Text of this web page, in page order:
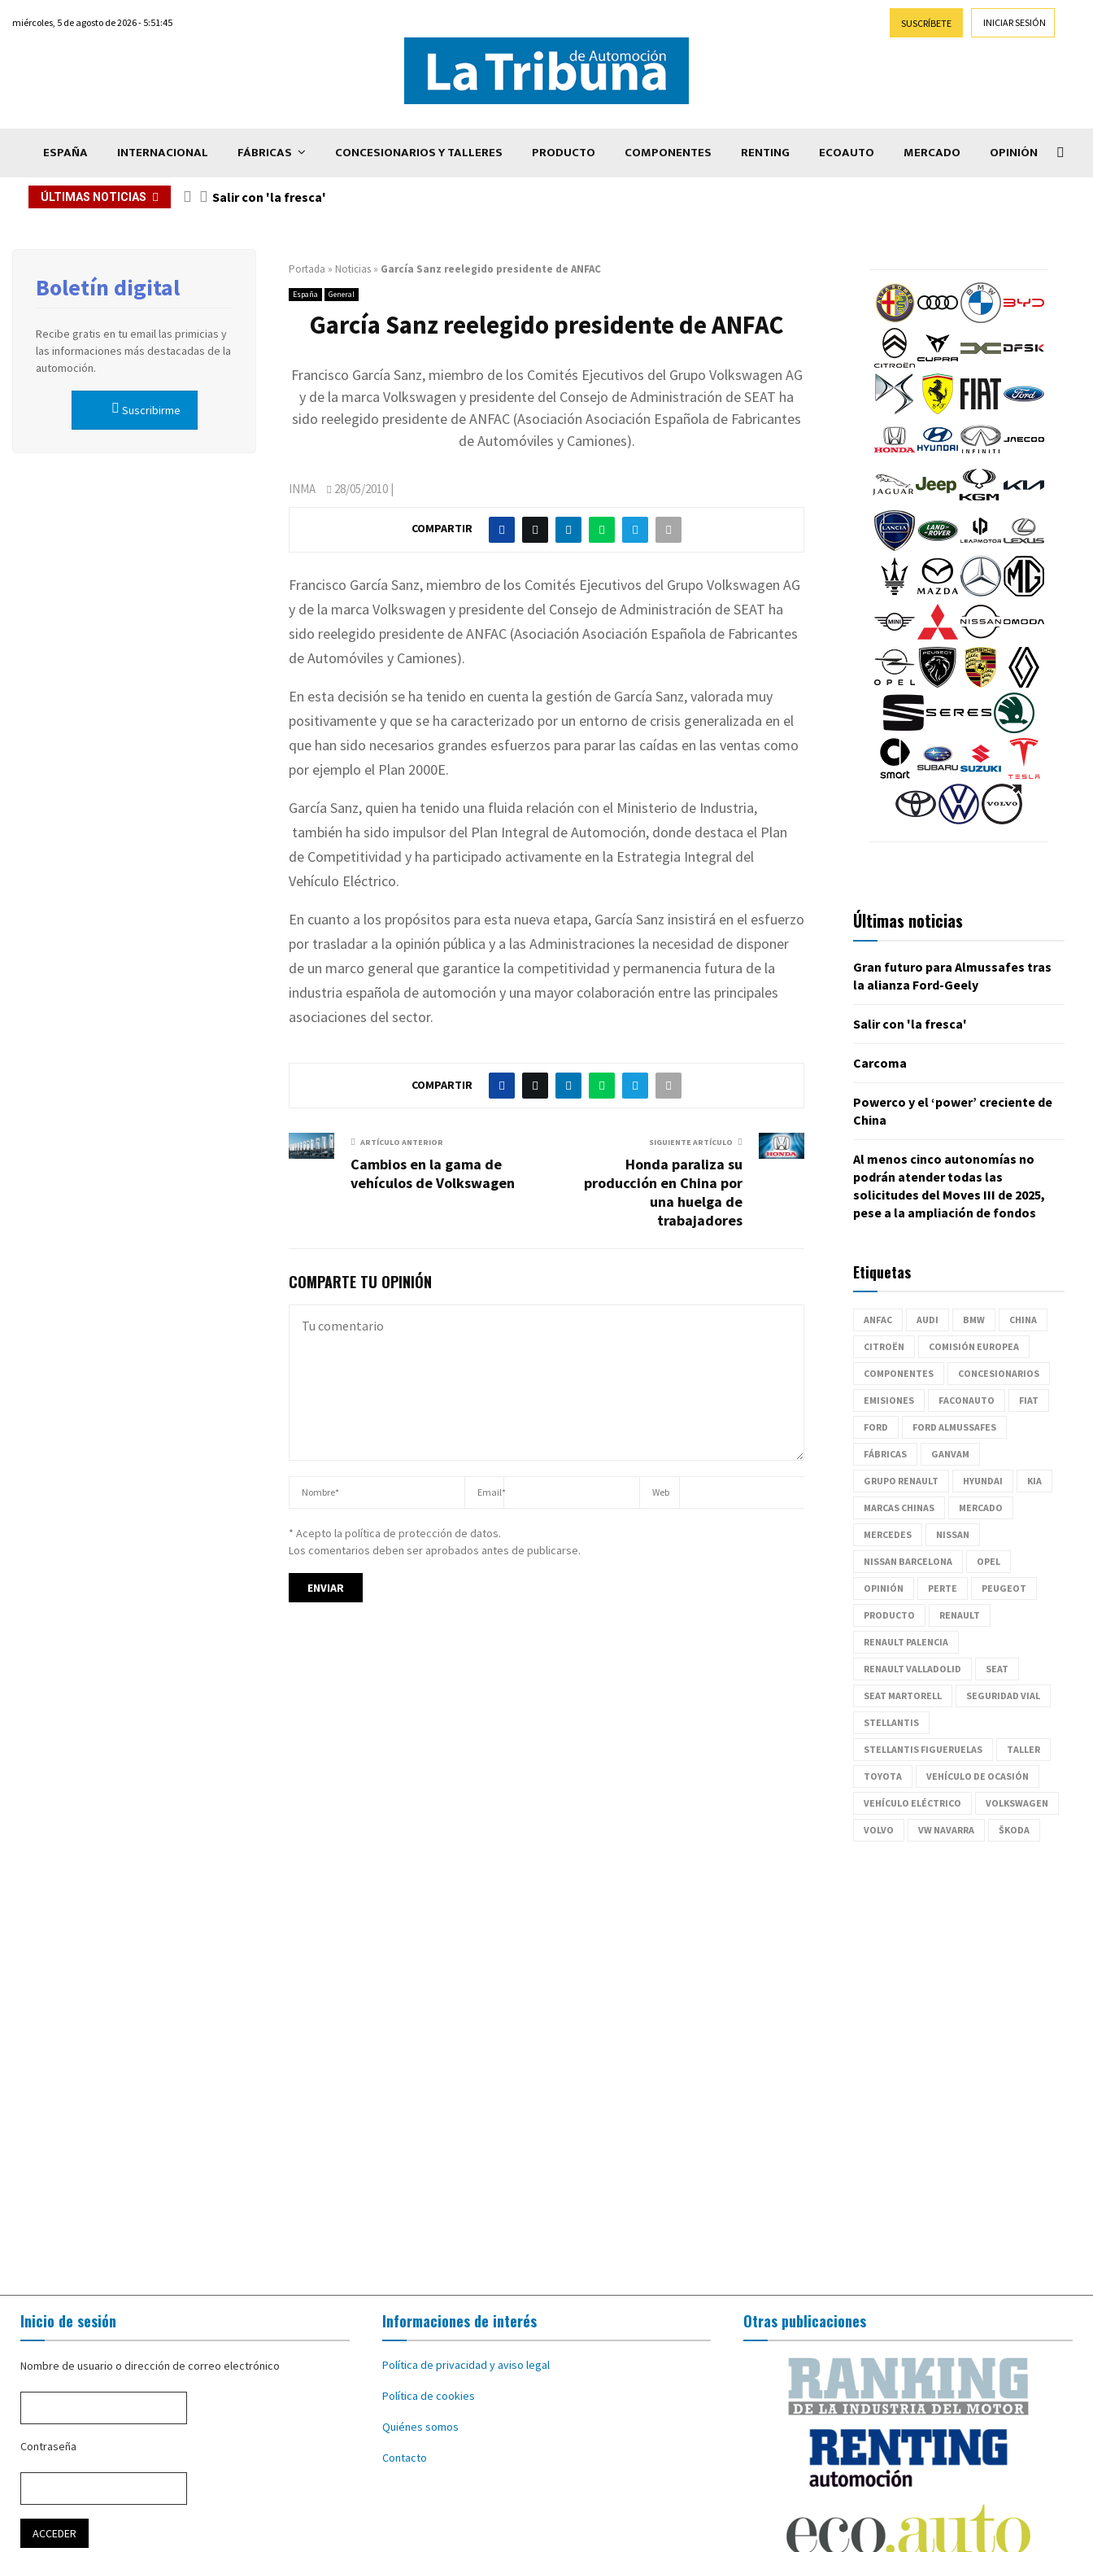
miércoles, 5 de agosto de 2026 - 5:51:45 SUSCRÍBETE INICIAR SESIÓN
ESPAÑA INTERNACIONAL FÁBRICAS CONCESIONARIOS Y TALLERES PRODUCTO COMPONENTES RENTING ECOAUTO MERCADO OPINIÓN
ÚLTIMAS NOTICIAS Salir con 'la fresca'
Portada » Noticias » García Sanz reelegido presidente de ANFAC
España General
García Sanz reelegido presidente de ANFAC
Francisco García Sanz, miembro de los Comités Ejecutivos del Grupo Volkswagen AG
y de la marca Volkswagen y presidente del Consejo de Administración de SEAT ha
sido reelegido presidente de ANFAC (Asociación Asociación Española de Fabricantes
de Automóviles y Camiones).
INMA 28/05/2010 |
COMPARTIR
Francisco García Sanz, miembro de los Comités Ejecutivos del Grupo Volkswagen AG
y de la marca Volkswagen y presidente del Consejo de Administración de SEAT ha
sido reelegido presidente de ANFAC (Asociación Asociación Española de Fabricantes
de Automóviles y Camiones).
En esta decisión se ha tenido en cuenta la gestión de García Sanz, valorada muy
positivamente y que se ha caracterizado por un entorno de crisis generalizada en el
que han sido necesarios grandes esfuerzos para parar las caídas en las ventas como
por ejemplo el Plan 2000E.
García Sanz, quien ha tenido una fluida relación con el Ministerio de Industria,
también ha sido impulsor del Plan Integral de Automoción, donde destaca el Plan
de Competitividad y ha participado activamente en la Estrategia Integral del
Vehículo Eléctrico.
En cuanto a los propósitos para esta nueva etapa, García Sanz insistirá en el esfuerzo
por trasladar a la opinión pública y a las Administraciones la necesidad de disponer
de un marco general que garantice la competitividad y permanencia futura de la
industria española de automoción y una mayor colaboración entre las principales
asociaciones del sector.
COMPARTIR
ARTÍCULO ANTERIOR
Cambios en la gama de
vehículos de Volkswagen
SIGUIENTE ARTÍCULO
Honda paraliza su
producción en China por
una huelga de
trabajadores
COMPARTE TU OPINIÓN
* Acepto la política de protección de datos.
Los comentarios deben ser aprobados antes de publicarse.
Boletín digital
Recibe gratis en tu email las primicias y
las informaciones más destacadas de la
automoción.
Suscribirme
Últimas noticias
Gran futuro para Almussafes tras
la alianza Ford-Geely
Salir con 'la fresca'
Carcoma
Powerco y el ‘power’ creciente de
China
Al menos cinco autonomías no
podrán atender todas las
solicitudes del Moves III de 2025,
pese a la ampliación de fondos
Etiquetas
ANFAC AUDI BMW CHINA
CITROËN COMISIÓN EUROPEA
COMPONENTES CONCESIONARIOS
EMISIONES FACONAUTO FIAT
FORD FORD ALMUSSAFES
FÁBRICAS GANVAM
GRUPO RENAULT HYUNDAI KIA
MARCAS CHINAS MERCADO
MERCEDES NISSAN
NISSAN BARCELONA OPEL
OPINIÓN PERTE PEUGEOT
PRODUCTO RENAULT
RENAULT PALENCIA
RENAULT VALLADOLID SEAT
SEAT MARTORELL SEGURIDAD VIAL
STELLANTIS
STELLANTIS FIGUERUELAS TALLER
TOYOTA VEHÍCULO DE OCASIÓN
VEHÍCULO ELÉCTRICO VOLKSWAGEN
VOLVO VW NAVARRA ŠKODA
Inicio de sesión
Nombre de usuario o dirección de correo electrónico
Contraseña
Informaciones de interés
Política de privacidad y aviso legal
Política de cookies
Quiénes somos
Contacto
Otras publicaciones